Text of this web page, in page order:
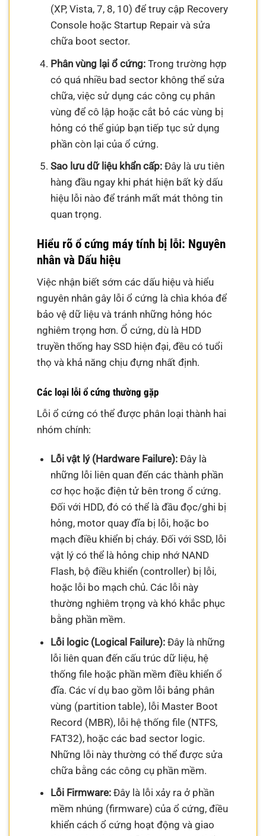
(XP, Vista, 7, 8, 10) để truy cập Recovery
Console hoặc Startup Repair và sửa
chữa boot sector.
Phân vùng lại ổ cứng:Trong trường hợp
có quá nhiều bad sector không thể sửa
chữa, việc sử dụng các công cụ phân
vùng để cô lập hoặc cắt bỏ các vùng bị
hỏng có thể giúp bạn tiếp tục sử dụng
phần còn lại của ổ cứng.
Sao lưu dữ liệu khẩn cấp:Đây là ưu tiên
hàng đầu ngay khi phát hiện bất kỳ dấu
hiệu lỗi nào để tránh mất mát thông tin
quan trọng.
Hiểu rõ ổ cứng máy tính bị lỗi: Nguyên
nhân và Dấu hiệu
Việc nhận biết sớm các dấu hiệu và hiểu
nguyên nhân gây lỗi ổ cứng là chìa khóa để
bảo vệ dữ liệu và tránh những hỏng hóc
nghiêm trọng hơn. Ổ cứng, dù là HDD
truyền thống hay SSD hiện đại, đều có tuổi
thọ và khả năng chịu đựng nhất định.
Các loại lỗi ổ cứng thường gặp
Lỗi ổ cứng có thể được phân loại thành hai
nhóm chính:
Lỗi vật lý (Hardware Failure):Đây là
những lỗi liên quan đến các thành phần
cơ học hoặc điện tử bên trong ổ cứng.
Đối với HDD, đó có thể là đầu đọc/ghi bị
hỏng, motor quay đĩa bị lỗi, hoặc bo
mạch điều khiển bị cháy. Đối với SSD, lỗi
vật lý có thể là hỏng chip nhớ NAND
Flash, bộ điều khiển (controller) bị lỗi,
hoặc lỗi bo mạch chủ. Các lỗi này
thường nghiêm trọng và khó khắc phục
bằng phần mềm.
Lỗi logic (Logical Failure):Đây là những
lỗi liên quan đến cấu trúc dữ liệu, hệ
thống file hoặc phần mềm điều khiển ổ
đĩa. Các ví dụ bao gồm lỗi bảng phân
vùng (partition table), lỗi Master Boot
Record (MBR), lỗi hệ thống file (NTFS,
FAT32), hoặc các bad sector logic.
Những lỗi này thường có thể được sửa
chữa bằng các công cụ phần mềm.
Lỗi Firmware:Đây là lỗi xảy ra ở phần
mềm nhúng (firmware) của ổ cứng, điều
khiển cách ổ cứng hoạt động và giao